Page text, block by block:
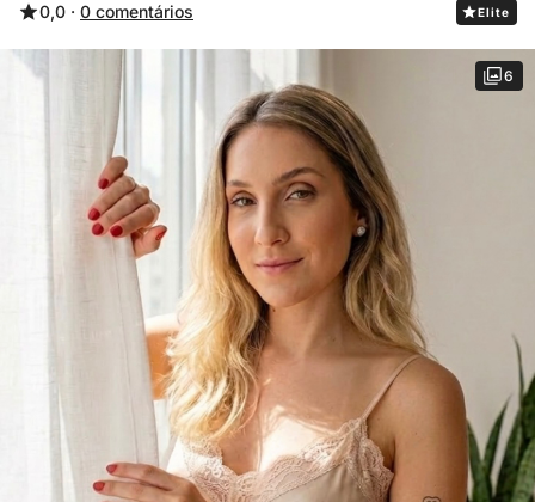
0,0 · 0 comentários Elite
6